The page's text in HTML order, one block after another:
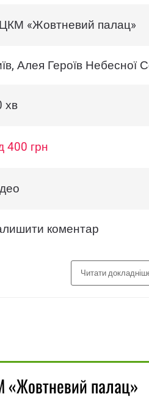
«Жовтневий палац»
Алея Героїв Небесної
хв
400 грн
коментар
Читати
«Жовтневий палац»